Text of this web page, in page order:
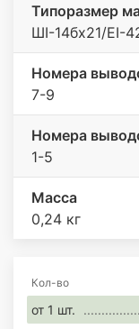
Типоразмер
ШI-14бх21/ЕI-
Номера
7-9
Номера
1-5
Масса
0,24 кг
Кол-во
от 1 шт.